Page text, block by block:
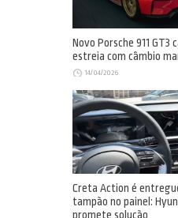
Novo Porsche 911 GT3
estreia com câmbio
14/04/2026
Creta Action é
tampão no painel: